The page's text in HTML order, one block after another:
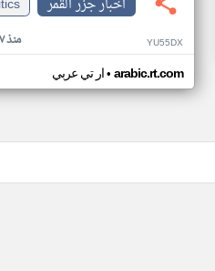
اخبار جزر القمر
منذ ٧ أشهر YU55DX
ار تي عربي• arabic.rt.com